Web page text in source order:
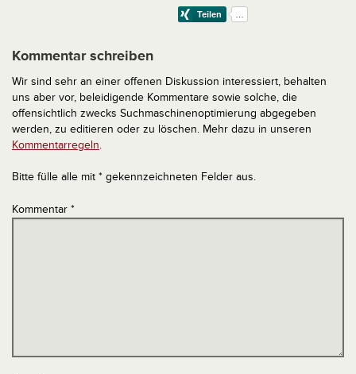
Kommentar schreiben
Wir sind sehr an einer offenen Diskussion interessiert, behalten
uns aber vor, beleidigende Kommentare sowie solche, die
offensichtlich zwecks Suchmaschinenoptimierung abgegeben
werden, zu editieren oder zu löschen. Mehr dazu in unseren
Kommentarregeln.
Bitte fülle alle mit * gekennzeichneten Felder aus.
Kommentar *